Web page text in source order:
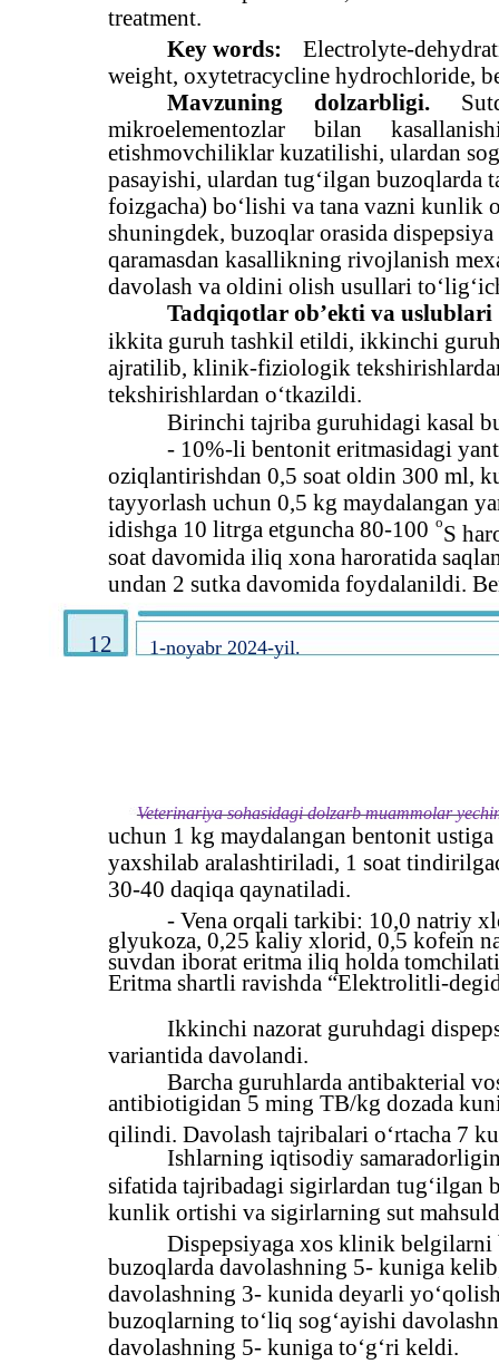
12 1-noyabr 2024-yil.
treatment.
Key words:
Electrolyte-
weight, oxytetracycline hydrochloride,
Mavzuning
dolzarbligi.
mikroelementozlar
bilan
etishmovchiliklar kuzatilishi, ulardan
pasayishi, ulardan tug‘ilgan
foizgacha) bo‘lishi va tana vazni kunlik
shuningdek, buzoqlar orasida
qaramasdan kasallikning rivojlanish
davolash va oldini olish usullari
Tadqiqotlar ob’ekti va uslublari
ikkita guruh tashkil etildi, ikkinchi
ajratilib, klinik-fiziologik
tekshirishlardan o‘tkazildi.
Birinchi tajriba guruhidagi kasal
- 10%-li bentonit eritmasidagi
oziqlantirishdan 0,5 soat oldin 300 ml,
tayyorlash uchun 0,5 kg maydalangan
idishga 10 litrga etguncha 80-100 oS
soat davomida iliq xona haroratida
undan 2 sutka davomida foydalanildi.
Veterinariya sohasidagi dolzarb muammolar
uchun 1 kg maydalangan bentonit
yaxshilab aralashtiriladi, 1 soat
30-40 daqiqa qaynatiladi.
- Vena orqali tarkibi: 10,0 natriy
glyukoza, 0,25 kaliy xlorid, 0,5 kofein
suvdan iborat eritma iliq holda
Eritma shartli ravishda “Elektrolitli-
Ikkinchi nazorat guruhdagi
variantida davolandi.
Barcha guruhlarda antibakterial
antibiotigidan 5 ming TB/kg dozada
qilindi. Davolash tajribalari o‘rtacha 7
Ishlarning iqtisodiy
sifatida tajribadagi sigirlardan tug‘ilgan
kunlik ortishi va sigirlarning sut
Dispepsiyaga xos klinik
buzoqlarda davolashning 5- kuniga
davolashning 3- kunida deyarli
buzoqlarning to‘liq sog‘ayishi
davolashning 5- kuniga to‘g‘ri keldi.